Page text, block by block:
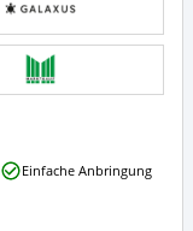
Einfache Anbringung